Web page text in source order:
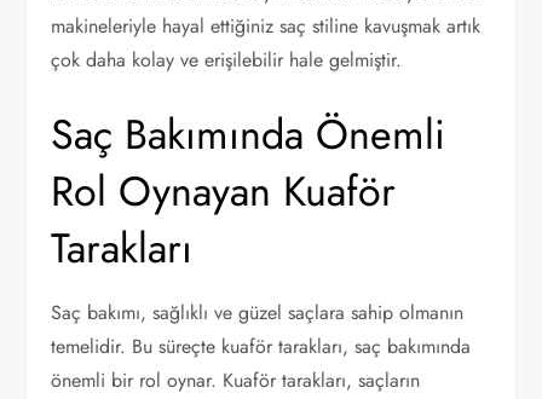
makineleriyle hayal ettiğiniz saç stiline kavuşmak artık
çok daha kolay ve erişilebilir hale gelmiştir.
Saç Bakımında Önemli
Rol Oynayan Kuaför
Tarakları
Saç bakımı, sağlıklı ve güzel saçlara sahip olmanın
temelidir. Bu süreçte kuaför tarakları, saç bakımında
önemli bir rol oynar. Kuaför tarakları, saçların